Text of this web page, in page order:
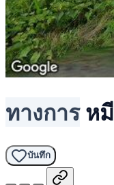
ทางการ ห
บันทึก